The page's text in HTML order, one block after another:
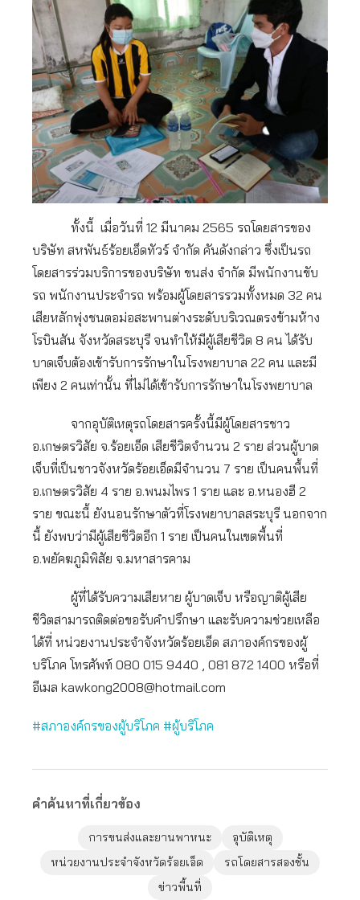
ทั้งนี้ เมื่อวันที่ 12 มีนาคม 2565 รถโดยสารของ
บริษัท สหพันธ์ร้อยเอ็ดทัวร์ จำกัด คันดังกล่าว ซึ่งเป็นรถ
โดยสารร่วมบริการของบริษัท ขนส่ง จำกัด มีพนักงานขับ
รถ พนักงานประจำรถ พร้อมผู้โดยสารรวมทั้งหมด 32 คน
เสียหลักพุ่งชนตอม่อสะพานต่างระดับบริเวณตรงข้ามห้าง
โรบินสัน จังหวัดสระบุรี จนทำให้มีผู้เสียชีวิต 8 คน ได้รับ
บาดเจ็บต้องเข้ารับการรักษาในโรงพยาบาล 22 คน และมี
เพียง 2 คนเท่านั้น ที่ไม่ได้เข้ารับการรักษาในโรงพยาบาล
จากอุบัติเหตุรถโดยสารครั้งนี้มีผู้โดยสารชาว
อ.เกษตรวิสัย จ.ร้อยเอ็ด เสียชีวิตจำนวน 2 ราย ส่วนผู้บาด
เจ็บที่เป็นชาวจังหวัดร้อยเอ็ดมีจำนวน 7 ราย เป็นคนพื้นที่
อ.เกษตรวิสัย 4 ราย อ.พนมไพร 1 ราย และ อ.หนองฮี 2
ราย ขณะนี้ ยังนอนรักษาตัวที่โรงพยาบาลสระบุรี นอกจาก
นี้ ยังพบว่ามีผู้เสียชีวิตอีก 1 ราย เป็นคนในเขตพื้นที่
อ.พยัคฆภูมิพิสัย จ.มหาสารคาม
ผู้ที่ได้รับความเสียหาย ผู้บาดเจ็บ หรือญาติผู้เสีย
ชีวิตสามารถติดต่อขอรับคำปรึกษา และรับความช่วยเหลือ
ได้ที่ หน่วยงานประจำจังหวัดร้อยเอ็ด สภาองค์กรของผู้
บริโภค โทรศัพท์ 080 015 9440 , 081 872 1400 หรือที่
อีเมล kawkong2008@hotmail.com
#สภาองค์กรของผู้บริโภค #ผู้บริโภค
คำค้นหาที่เกี่ยวข้อง
การขนส่งและยานพาหนะ
อุบัติเหตุ
หน่วยงานประจำจังหวัดร้อยเอ็ด
รถโดยสารสองชั้น
ข่าวพื้นที่